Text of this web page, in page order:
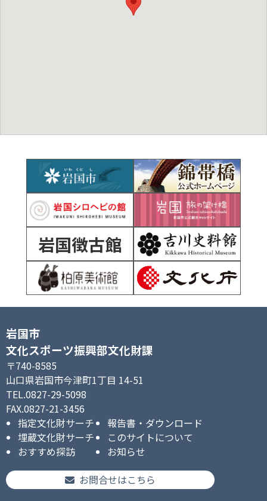
岩国徴古館
岩国市
文化スポーツ振興部文化財課
〒740-8585
山口県岩国市今津町1丁目 14-51
TEL.0827-29-5098
FAX.0827-21-3456
指定文化財サーチ
報告書・ダウンロード
埋蔵文化財サーチ
このサイトについて
おすすめ探訪
お知らせ
お問合せはこちら